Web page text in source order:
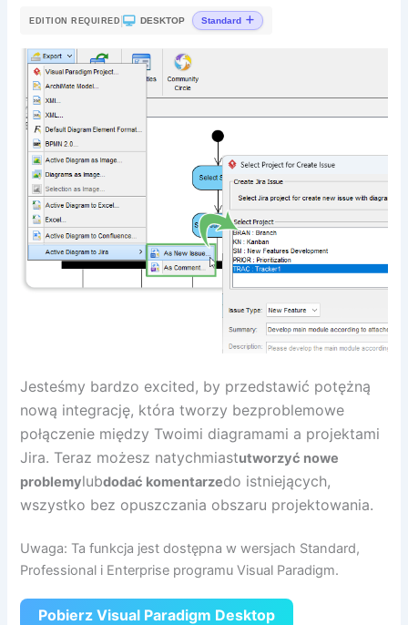
EDITION REQUIRED | DESKTOP Standard
Jesteśmy bardzo excited, by przedstawić potężną
nową integrację, która tworzy bezproblemowe
połączenie między Twoimi diagramami a projektami
Jira. Teraz możesz natychmiastutworzyć nowe
problemylubdodać komentarzedo istniejących,
wszystko bez opuszczania obszaru projektowania.
Uwaga: Ta funkcja jest dostępna w wersjach Standard,
Professional i Enterprise programu Visual Paradigm.
Pobierz Visual Paradigm Desktop